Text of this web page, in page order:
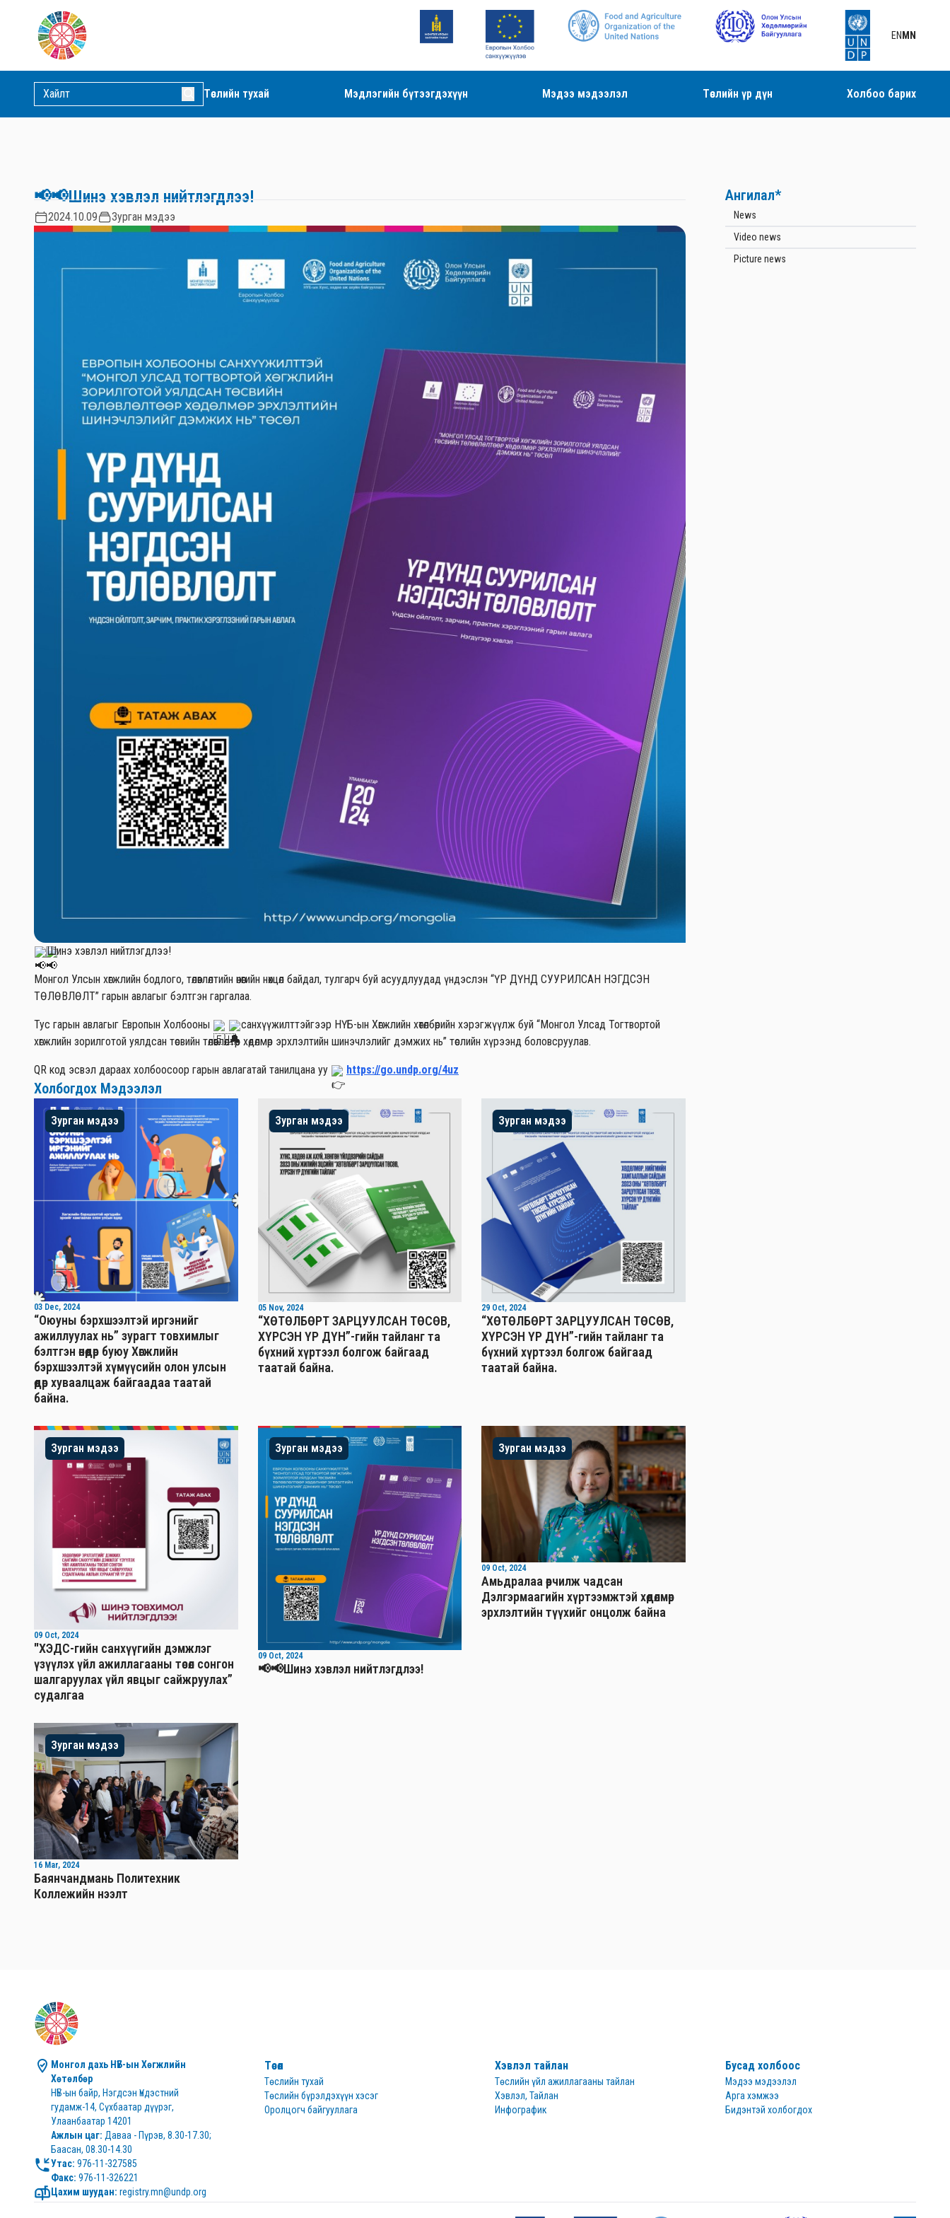
EN MN
Төслийн тухай Мэдлэгийн бүтээгдэхүүн Мэдээ мэдээлэл Төслийн үр дүн Холбоо барих
Ангилал*
News
Video news
Picture news
📢📢Шинэ хэвлэл нийтлэгдлээ!
2024.10.09 Зурган мэдээ
Шинэ хэвлэл нийтлэгдлээ!
Монгол Улсын хөгжлийн бодлого, төлөвлөлтийн өнөөгийн нөхцөл байдал, тулгарч буй асуудлуудад үндэслэн “ҮР ДҮНД СУУРИЛСАН НЭГДСЭН
ТӨЛӨВЛӨЛТ” гарын авлагыг бэлтгэн гаргалаа.
Тус гарын авлагыг Европын Холбооны
санхүүжилттэйгээр НҮБ-ын Хөгжлийн хөтөлбөрийн хэрэгжүүлж буй “Монгол Улсад Тогтвортой
хөгжлийн зорилготой уялдсан төсвийн төлөвлөлтөөр хөдөлмөр эрхлэлтийн шинэчлэлийг дэмжих нь” төслийн хүрээнд боловсруулав.
QR код эсвэл дараах холбоосоор гарын авлагатай танилцана уу https://go.undp.org/4uz
Холбогдох Мэдээлэл
Зурган мэдээ
03 Dec, 2024
“Оюуны бэрхшээлтэй иргэнийг
ажиллуулах нь” зурагт товхимлыг
бэлтгэн өнөөдөр буюу Хөгжлийн
бэрхшээлтэй хүмүүсийн олон улсын
өдөр хуваалцаж байгаадаа таатай
байна.
Зурган мэдээ
05 Nov, 2024
“ХӨТӨЛБӨРТ ЗАРЦУУЛСАН ТӨСӨВ,
ХҮРСЭН ҮР ДҮН”-гийн тайланг та
бүхний хүртээл болгож байгаад
таатай байна.
Зурган мэдээ
29 Oct, 2024
“ХӨТӨЛБӨРТ ЗАРЦУУЛСАН ТӨСӨВ,
ХҮРСЭН ҮР ДҮН”-гийн тайланг та
бүхний хүртээл болгож байгаад
таатай байна.
Зурган мэдээ
09 Oct, 2024
"ХЭДС-гийн санхүүгийн дэмжлэг
үзүүлэх үйл ажиллагааны төсөл сонгон
шалгаруулах үйл явцыг сайжруулах”
судалгаа
Зурган мэдээ
09 Oct, 2024
📢📢Шинэ хэвлэл нийтлэгдлээ!
Зурган мэдээ
09 Oct, 2024
Амьдралаа өөрчилж чадсан
Дэлгэрмаагийн хүртээмжтэй хөдөлмөр
эрхлэлтийн түүхийг онцолж байна
Зурган мэдээ
16 Mar, 2024
Баянчандмань Политехник
Коллежийн нээлт
Монгол дахь НҮБ-ын Хөгжлийн
Хөтөлбөр
НҮБ-ын байр, Нэгдсэн Үндэстний
гудамж-14, Сүхбаатар дүүрэг,
Улаанбаатар 14201
Ажлын цаг: Даваа - Пүрэв, 8.30-17.30;
Баасан, 08.30-14.30
Утас:
Факс: 976-11-326221
Цахим шуудан: registry.mn@undp.org
Төсөл
Төслийн тухай
Төслийн бүрэлдэхүүн хэсэг
Оролцогч байгууллага
Хэвлэл тайлан
Төслийн үйл ажиллагааны тайлан
Хэвлэл, Тайлан
Инфографик
Бусад холбоос
Мэдээ мэдээлэл
Арга хэмжээ
Бидэнтэй холбогдох